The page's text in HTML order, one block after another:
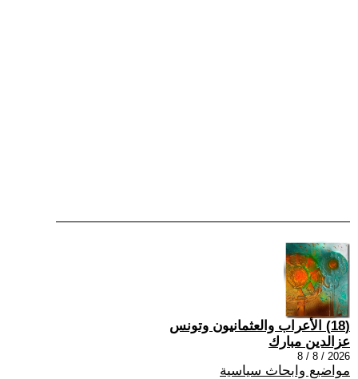
(18) الأعراب والعثمانيون وتونس
عزالدين مبارك
2026 / 8 / 8
مواضيع وابحاث سياسية